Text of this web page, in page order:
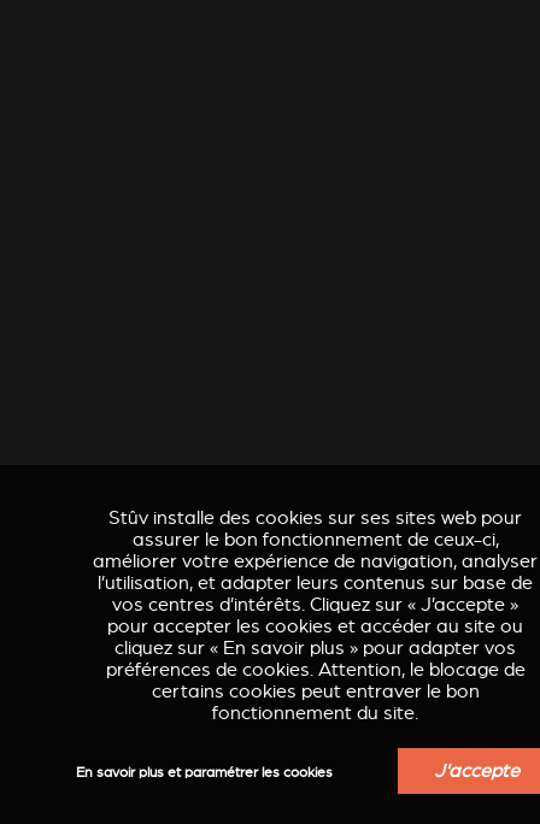
Stûv installe des cookies sur ses sites web pour
assurer le bon fonctionnement de ceux-ci,
améliorer votre expérience de navigation, analyser
l’utilisation, et adapter leurs contenus sur base de
vos centres d’intérêts. Cliquez sur « J’accepte »
pour accepter les cookies et accéder au site ou
cliquez sur « En savoir plus » pour adapter vos
préférences de cookies. Attention, le blocage de
certains cookies peut entraver le bon
fonctionnement du site.
En savoir plus et paramétrer les cookies J'accepte